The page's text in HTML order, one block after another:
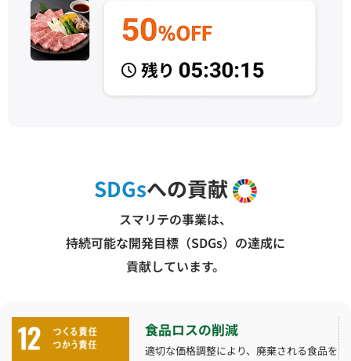
SDGsへの貢献
スマリテの事業は、
持続可能な開発目標（SDGs）の達成に
貢献しています。
食品ロスの削減
適切な価格調整により、廃棄される食品を